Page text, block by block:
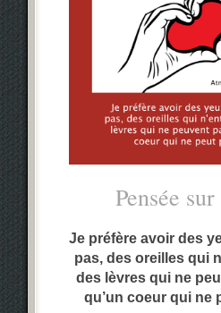
Pensée sur
Je préfère avoir des
pas, des oreilles qui
des lèvres qui ne
qu’un coeur qui ne